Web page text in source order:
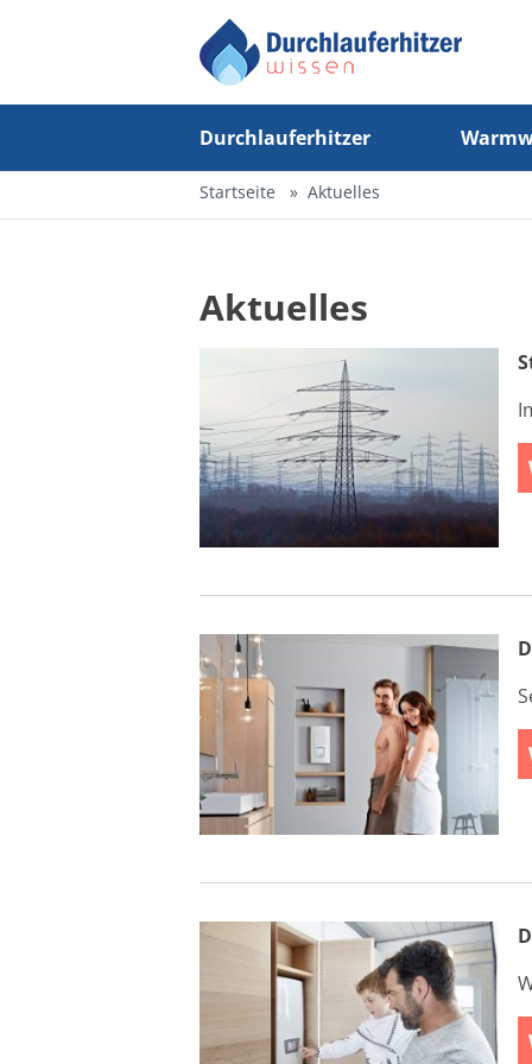
Durchlauferhitzer
Startseite Aktuelles
Aktuelles